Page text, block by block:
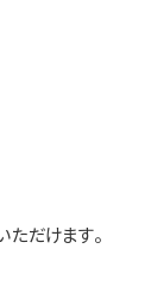
だけます。